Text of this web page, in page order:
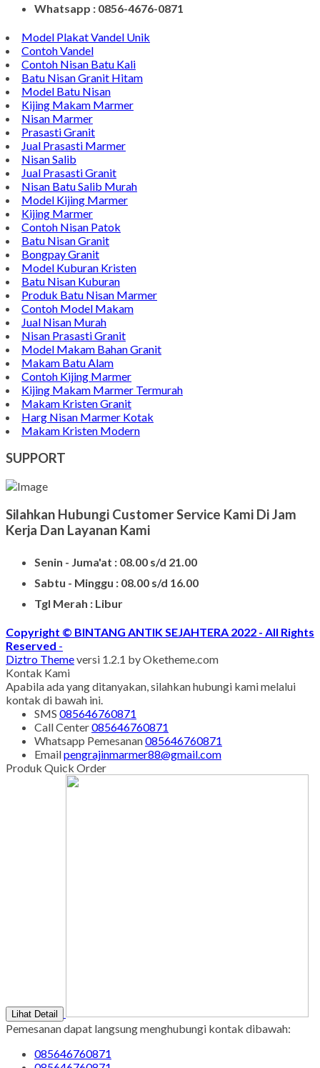
Whatsapp : 0856-4676-0871
Model Plakat Vandel Unik
Contoh Vandel
Contoh Nisan Batu Kali
Batu Nisan Granit Hitam
Model Batu Nisan
Kijing Makam Marmer
Nisan Marmer
Prasasti Granit
Jual Prasasti Marmer
Nisan Salib
Jual Prasasti Granit
Nisan Batu Salib Murah
Model Kijing Marmer
Kijing Marmer
Contoh Nisan Patok
Batu Nisan Granit
Bongpay Granit
Model Kuburan Kristen
Batu Nisan Kuburan
Produk Batu Nisan Marmer
Contoh Model Makam
Jual Nisan Murah
Nisan Prasasti Granit
Model Makam Bahan Granit
Makam Batu Alam
Contoh Kijing Marmer
Kijing Makam Marmer Termurah
Makam Kristen Granit
Harg Nisan Marmer Kotak
Makam Kristen Modern
SUPPORT
Silahkan Hubungi Customer Service Kami Di Jam
Kerja Dan Layanan Kami
Senin - Juma'at : 08.00 s/d 21.00
Sabtu - Minggu : 08.00 s/d 16.00
Tgl Merah : Libur
Copyright © BINTANG ANTIK SEJAHTERA 2022 - All Rights
Reserved -
Diztro Themeversi 1.2.1 by Oketheme.com
Kontak Kami
Apabila ada yang ditanyakan, silahkan hubungi kami melalui
kontak di bawah ini.
SMS 085646760871
Call Center085646760871
Whatsapp Pemesanan085646760871
Emailpengrajinmarmer88@gmail.com
Produk Quick Order
Lihat Detail
Pemesanan dapat langsung menghubungi kontak dibawah:
085646760871